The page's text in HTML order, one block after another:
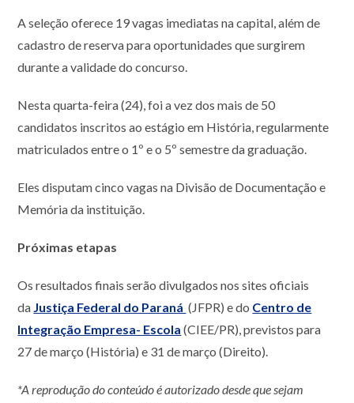
A seleção oferece 19 vagas imediatas na capital, além de
cadastro de reserva para oportunidades que surgirem
durante a validade do concurso.
Nesta quarta-feira (24), foi a vez dos mais de 50
candidatos inscritos ao estágio em História, regularmente
matriculados entre o 1º e o 5º semestre da graduação.
Eles disputam cinco vagas na Divisão de Documentação e
Memória da instituição.
Próximas etapas
Os resultados finais serão divulgados nos sites oficiais
da Justiça Federal do Paraná (JFPR) e do Centro de
Integração Empresa- Escola (CIEE/PR), previstos para
27 de março (História) e 31 de março (Direito).
*A reprodução do conteúdo é autorizado desde que sejam